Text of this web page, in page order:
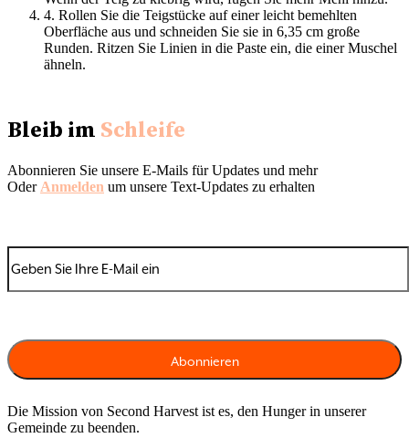
4. Rollen Sie die Teigstücke auf einer leicht bemehlten
Oberfläche aus und schneiden Sie sie in 6,35 cm große
Runden. Ritzen Sie Linien in die Paste ein, die einer Muschel
ähneln.
Bleib im Schleife
Abonnieren Sie unsere E-Mails für Updates und mehr
Oder Anmelden um unsere Text-Updates zu erhalten
Die Mission von Second Harvest ist es, den Hunger in unserer
Gemeinde zu beenden.